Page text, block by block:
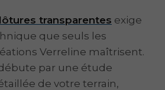
transparentes exige
que seuls les
Verreline maîtrisent.
par une étude
de votre terrain,